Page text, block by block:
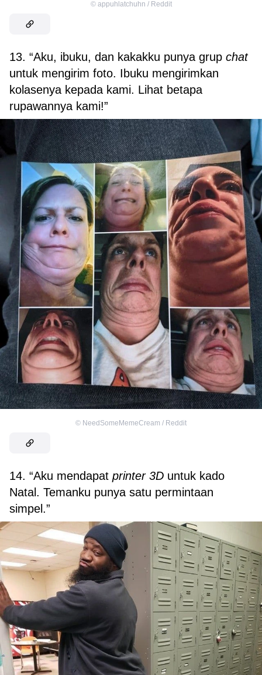
© appuhlatchuhn / Reddit
13. “Aku, ibuku, dan kakakku punya grup chat
untuk mengirim foto. Ibuku mengirimkan
kolasenya kepada kami. Lihat betapa
rupawannya kami!”
© NeedSomeMemeCream / Reddit
14. “Aku mendapat printer 3D untuk kado
Natal. Temanku punya satu permintaan
simpel.”